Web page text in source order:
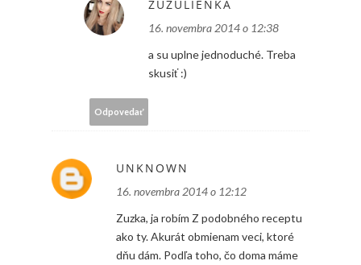
ZUZULIENKA
16. novembra 2014 o 12:38
a su uplne jednoduché. Treba
skusiť :)
Odpovedať
UNKNOWN
16. novembra 2014 o 12:12
Zuzka, ja robím Z podobného receptu
ako ty. Akurát obmienam veci, ktoré
dňu dám. Podľa toho, čo doma máme